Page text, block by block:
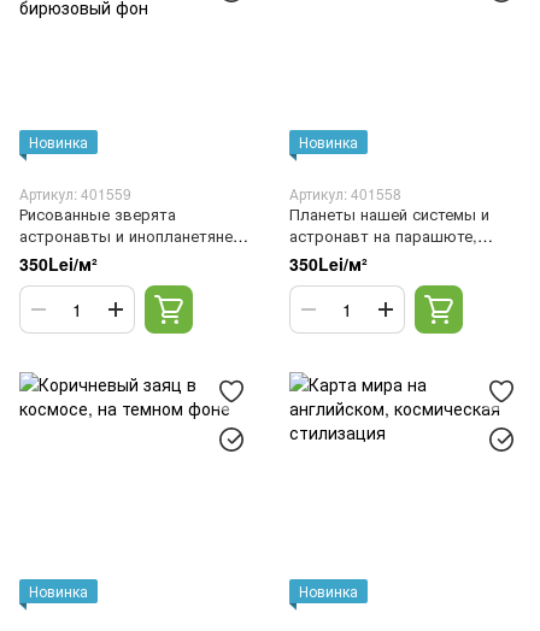
Новинка
Артикул: 401559
Рисованные зверята
астронавты и инопланетяне,
сине бирюзовый фон
350Lei/м²
Новинка
Артикул: 401558
Планеты нашей системы и
астронавт на парашюте,
светлый фон
350Lei/м²
Новинка Новинка